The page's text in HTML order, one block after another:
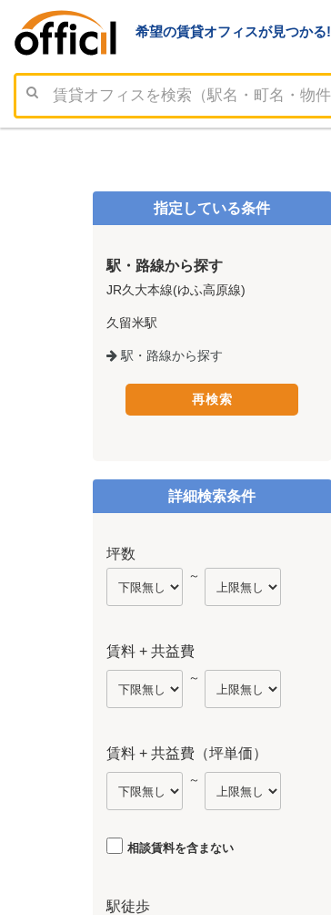
希望の賃貸オフィスが見つかる!
指定している条件
駅・路線から探す
JR久大本線(ゆふ高原線)
久留米駅
駅・路線から探す
詳細検索条件
坪数
～
賃料 + 共益費
～
賃料 + 共益費（坪単価）
～
相談賃料を含まない
駅徒歩